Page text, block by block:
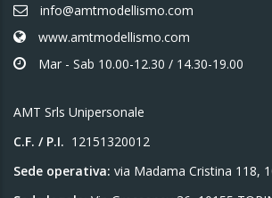
info@amtmodellismo.com
www.amtmodellismo.com
Mar - Sab 10.00-12.30 / 14.30-19.00
AMT Srls Unipersonale
C.F. / P.I. 12151320012
Sede operativa: via Madama Cristina 118,